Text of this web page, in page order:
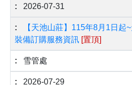
2026-07-31
【天池山莊】115年8月1日起
裝備訂購服務資訊 [置頂]
雪管處
2026-07-29